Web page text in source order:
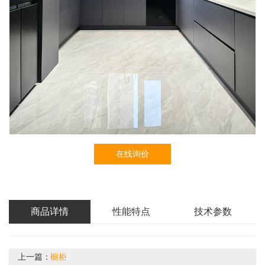
在线询价
商品详情 性能特点 技术参数
上一篇：橱柜